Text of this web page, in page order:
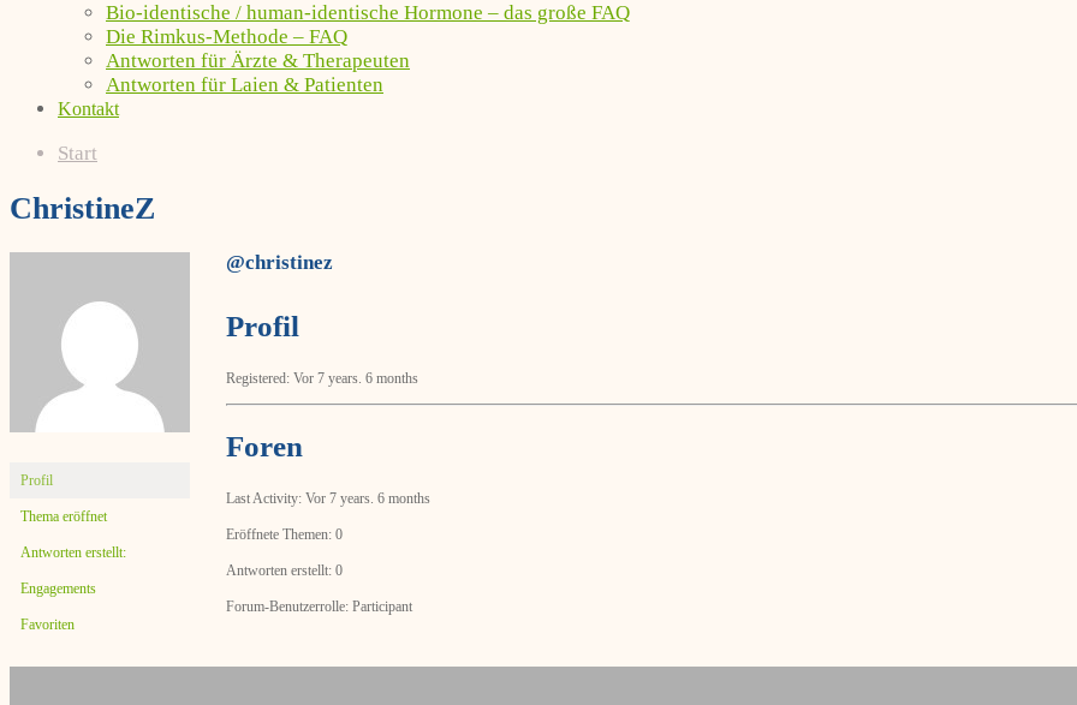
Bio-identische / human-identische Hormone – das große FAQ
Die Rimkus-Methode – FAQ
Antworten für Ärzte & Therapeuten
Antworten für Laien & Patienten
Kontakt
Start
ChristineZ
Profil
Thema eröffnet
Antworten erstellt:
Engagements
Favoriten
@christinez
Profil
Registered: Vor 7 years. 6 months
Foren
Last Activity: Vor 7 years. 6 months
Eröffnete Themen: 0
Antworten erstellt: 0
Forum-Benutzerrolle: Participant